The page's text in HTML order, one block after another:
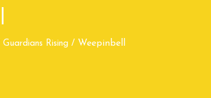
Guardians Rising / Weepinbell